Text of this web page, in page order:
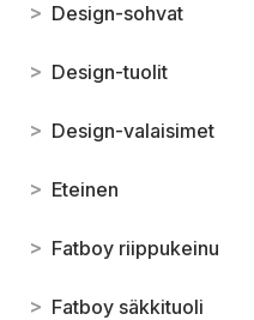
> Design-sohvat
> Design-tuolit
> Design-valaisimet
> Eteinen
> Fatboy riippukeinu
> Fatboy säkkituoli